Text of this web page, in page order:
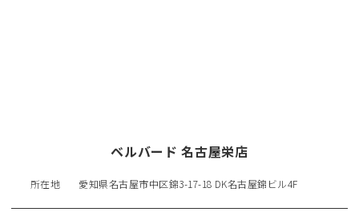
ベルバード 名古屋栄店
所在地 愛知県名古屋市中区錦3-17-18 DK名古屋錦ビル4F